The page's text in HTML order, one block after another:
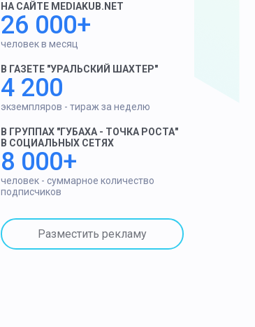
НА САЙТЕ MEDIAKUB.NET
26 000+
человек в месяц
В ГАЗЕТЕ "УРАЛЬСКИЙ ШАХТЕР"
4 200
экземпляров - тираж за неделю
В ГРУППАХ "ГУБАХА - ТОЧКА РОСТА"
В СОЦИАЛЬНЫХ СЕТЯХ
8 000+
человек - суммарное количество
подписчиков
Разместить рекламу